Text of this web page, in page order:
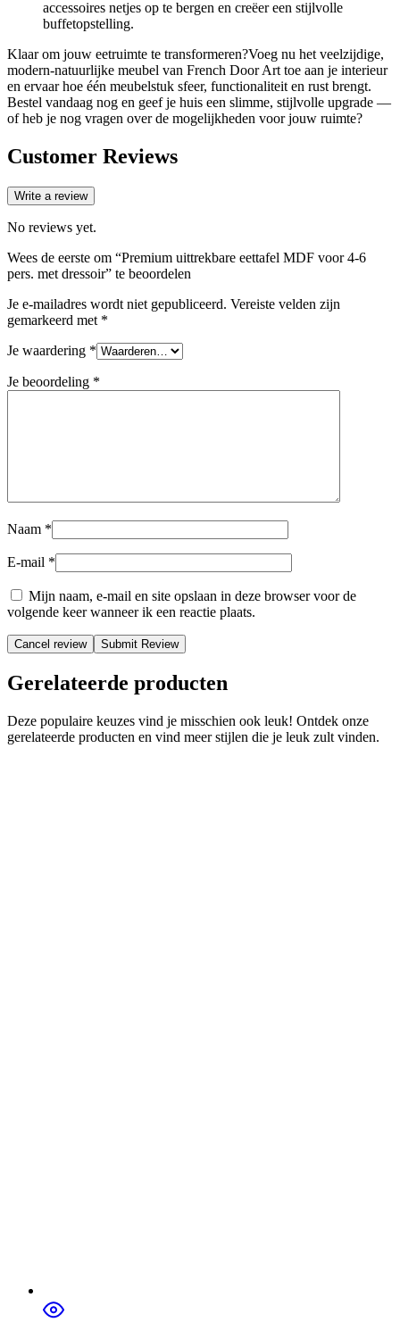
accessoires netjes op te bergen en creëer een stijlvolle
buffetopstelling.
Klaar om jouw eetruimte te transformeren?Voeg nu het veelzijdige,
modern-natuurlijke meubel van French Door Art toe aan je interieur
en ervaar hoe één meubelstuk sfeer, functionaliteit en rust brengt.
Bestel vandaag nog en geef je huis een slimme, stijlvolle upgrade —
of heb je nog vragen over de mogelijkheden voor jouw ruimte?
Customer Reviews
Write a review
No reviews yet.
Wees de eerste om “Premium uittrekbare eettafel MDF voor 4-6
pers. met dressoir” te beoordelen
Je e-mailadres wordt niet gepubliceerd. Vereiste velden zijn
gemarkeerd met *
Je waardering *
Je beoordeling *
Naam *
E-mail *
Mijn naam, e-mail en site opslaan in deze browser voor de
volgende keer wanneer ik een reactie plaats.
Cancel review
Gerelateerde producten
Deze populaire keuzes vind je misschien ook leuk! Ontdek onze
gerelateerde producten en vind meer stijlen die je leuk zult vinden.